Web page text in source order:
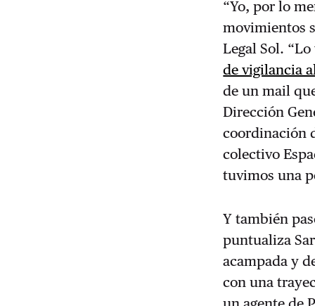
“Yo, por lo
movimientos
Legal Sol.
de vigilancia
de un mail
Dirección
coordinación
colectivo
tuvimos una
Y también
puntualiza
acampada y
con una